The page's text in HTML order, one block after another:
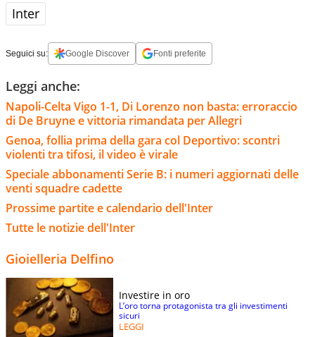
Inter
Seguici su: Google Discover Fonti preferite
Leggi anche:
Napoli-Celta Vigo 1-1, Di Lorenzo non basta: erroraccio
di De Bruyne e vittoria rimandata per Allegri
Genoa, follia prima della gara col Deportivo: scontri
violenti tra tifosi, il video è virale
Speciale abbonamenti Serie B: i numeri aggiornati delle
venti squadre cadette
Prossime partite e calendario dell'Inter
Tutte le notizie dell'Inter
Gioielleria Delfino
Investire in oro
L’oro torna protagonista tra gli investimenti
sicuri
LEGGI